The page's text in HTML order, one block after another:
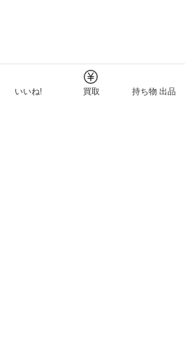
いいね! 買取 持ち物 出品